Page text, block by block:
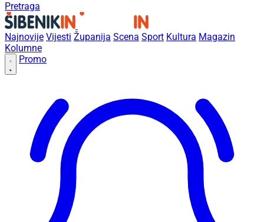
Pretraga
Najnovije Vijesti Županija Scena Sport Kultura Magazin
Kolumne
Promo